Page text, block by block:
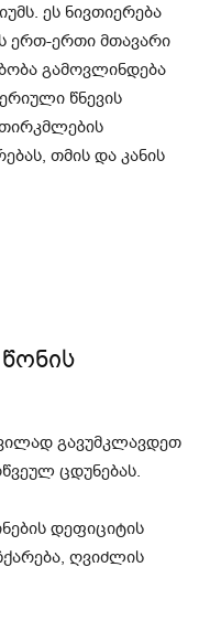
ეს ნივთიერება
ერთ-ერთი მთავარი
გამოვლინდება
წნევის
თმის და კანის
გავუმკლავდეთ
ცდუნებას.
დეფიციტის
ღვიძლის